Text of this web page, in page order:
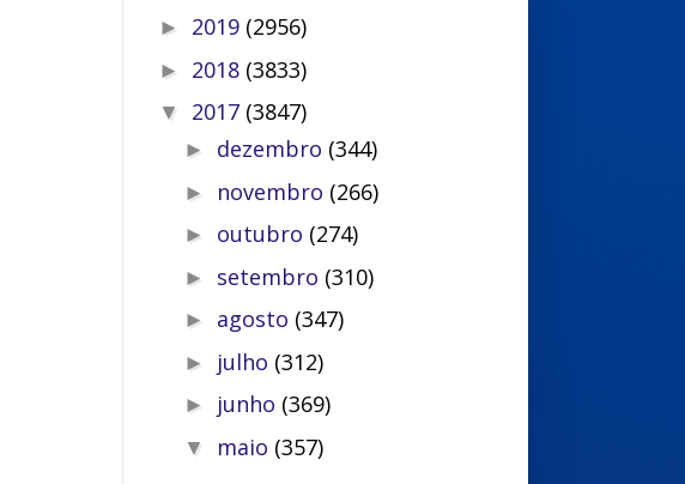
► 2019 (2956)
► 2018 (3833)
▼ 2017 (3847)
► dezembro (344)
► novembro (266)
► outubro (274)
► setembro (310)
► agosto (347)
► julho (312)
► junho (369)
▼ maio (357)